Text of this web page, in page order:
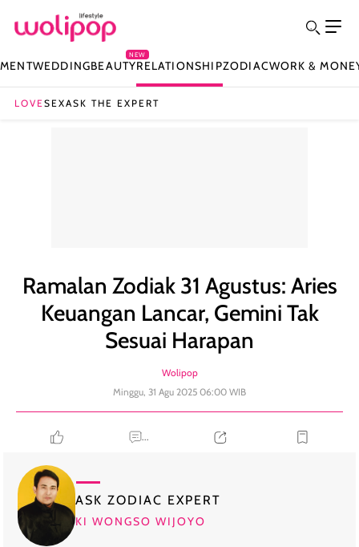
WEDDINGBEAUTY
NEW
RELATIONSHIPZODIACWORK &
LOVESEXASK THE EXPERT
Ramalan Zodiak 31 Agustus: Aries
Keuangan Lancar, Gemini Tak
Sesuai Harapan
Wolipop
Minggu, 31 Agu 2025 06:00 WIB
...
ASK ZODIAC EXPERT
KI WONGSO WIJOYO